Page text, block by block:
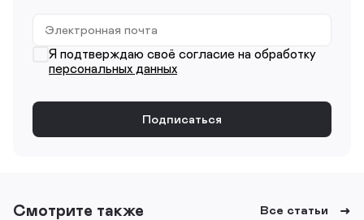
Я подтверждаю своё согласие на обработку
персональных данных
Смотрите также Все статьи